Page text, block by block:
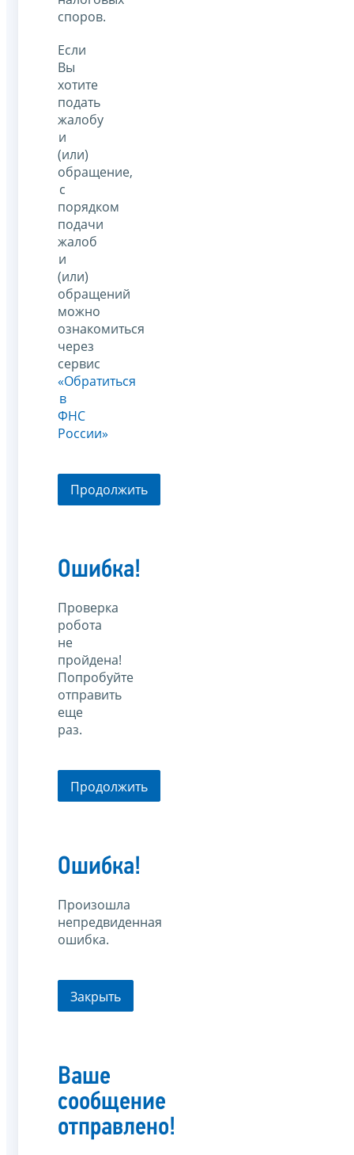
споров.
Если
Вы
хотите
подать
жалобу
и
(или)
обращение,
с
порядком
подачи
жалоб
и
(или)
обращений
можно
ознакомиться
через
сервис
«Обратиться
в
ФНС
России»
Продолжить
Ошибка!
Проверка
робота
не
пройдена!
Попробуйте
отправить
еще
раз.
Продолжить
Ошибка!
Произошла
непредвиденная
ошибка.
Закрыть
Ваше
сообщение
отправлено!